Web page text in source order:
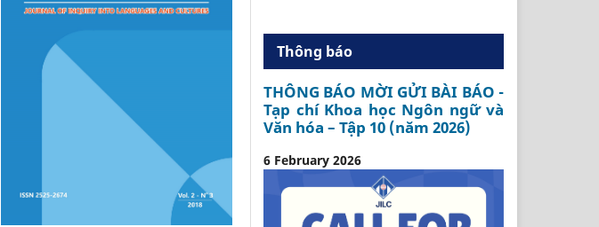
Thông báo
THÔNG BÁO MỜI GỬI BÀI BÁO -
Tạp chí Khoa học Ngôn ngữ và
Văn hóa – Tập 10 (năm 2026)
6 February 2026